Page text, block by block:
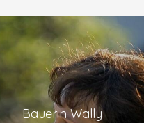
Bäuerin Wally